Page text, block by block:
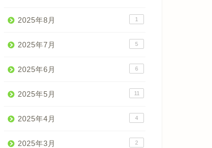
2025年8月 1
2025年7月 5
2025年6月 6
2025年5月 11
2025年4月 4
2025年3月 2